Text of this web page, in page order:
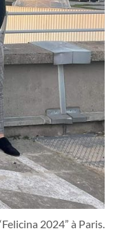
2024” à Paris.